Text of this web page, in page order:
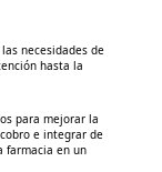
necesidades de
hasta la
para mejorar la
e integrar de
farmacia en un